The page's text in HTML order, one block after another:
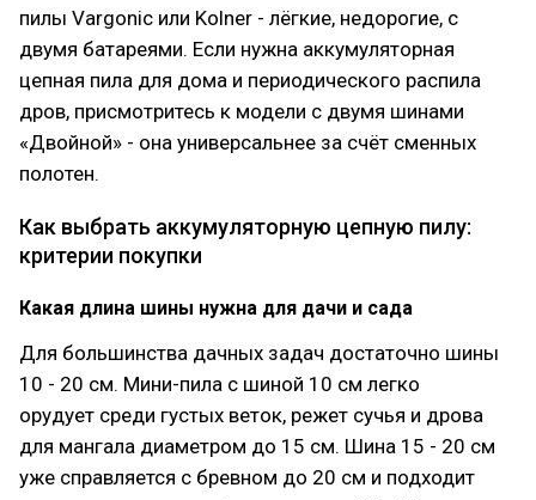
пилы Vargonic или Kolner - лёгкие, недорогие, с
двумя батареями. Если нужна аккумуляторная
цепная пила для дома и периодического распила
дров, присмотритесь к модели с двумя шинами
«Двойной» - она универсальнее за счёт сменных
полотен.
Как выбрать аккумуляторную цепную пилу:
критерии покупки
Какая длина шины нужна для дачи и сада
Для большинства дачных задач достаточно шины
10 - 20 см. Мини-пила с шиной 10 см легко
орудует среди густых веток, режет сучья и дрова
для мангала диаметром до 15 см. Шина 15 - 20 см
уже справляется с бревном до 20 см и подходит